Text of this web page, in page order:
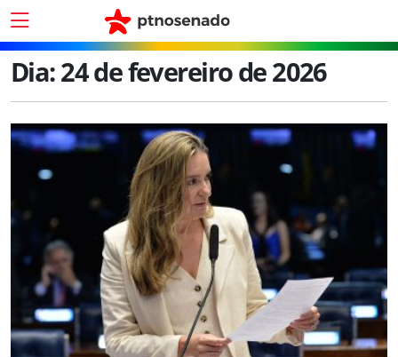
Dia:24 de fevereiro de 2026